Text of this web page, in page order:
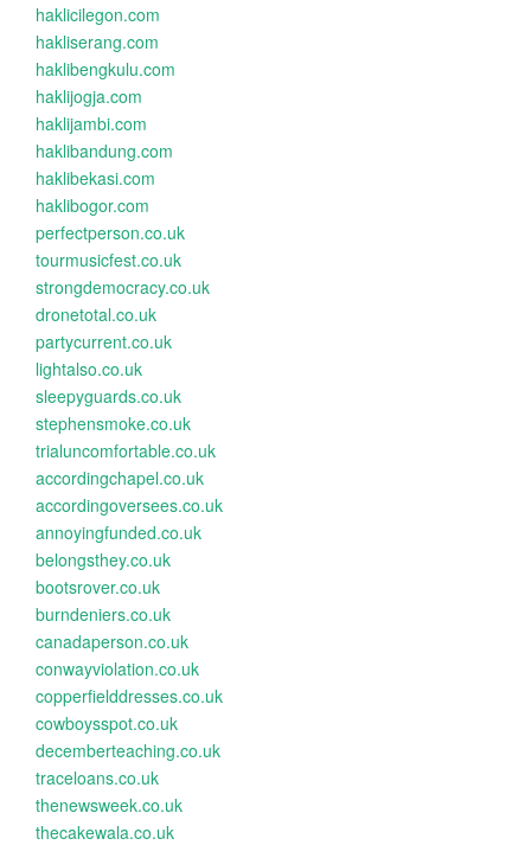
haklicilegon.com
hakliserang.com
haklibengkulu.com
haklijogja.com
haklijambi.com
haklibandung.com
haklibekasi.com
haklibogor.com
perfectperson.co.uk
tourmusicfest.co.uk
strongdemocracy.co.uk
dronetotal.co.uk
partycurrent.co.uk
lightalso.co.uk
sleepyguards.co.uk
stephensmoke.co.uk
trialuncomfortable.co.uk
accordingchapel.co.uk
accordingoversees.co.uk
annoyingfunded.co.uk
belongsthey.co.uk
bootsrover.co.uk
burndeniers.co.uk
canadaperson.co.uk
conwayviolation.co.uk
copperfielddresses.co.uk
cowboysspot.co.uk
decemberteaching.co.uk
traceloans.co.uk
thenewsweek.co.uk
thecakewala.co.uk